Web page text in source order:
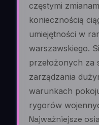
częstymi
koniecznością
umiejętności w
warszawskiego.
przełożonych za
zarządzania
warunkach
rygorów
Najważniejsze